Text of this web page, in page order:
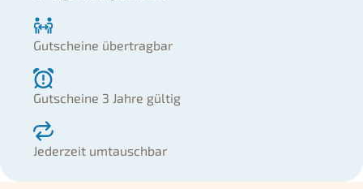
Gutscheine übertragbar
Gutscheine 3 Jahre gültig
Jederzeit umtauschbar